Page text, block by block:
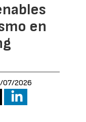
en
07/2026